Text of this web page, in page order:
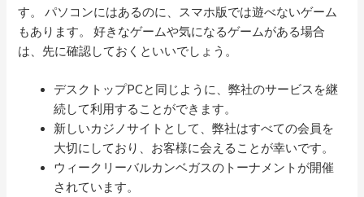
す。 パソコンにはあるのに、スマホ版では遊べないゲーム
もあります。 好きなゲームや気になるゲームがある場合
は、先に確認しておくといいでしょう。
デスクトップPCと同じように、弊社のサービスを継
続して利用することができます。
新しいカジノサイトとして、弊社はすべての会員を
大切にしており、お客様に会えることが幸いです。
ウィークリーバルカンベガスのトーナメントが開催
されています。